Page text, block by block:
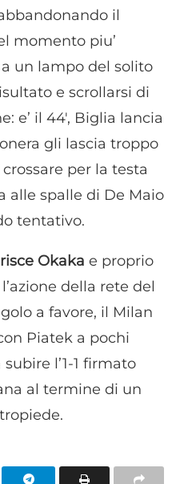
il
momento piu’
un lampo del solito
e scrollarsi di
e’ il 44′, Biglia lancia
gli lascia troppo
per la testa
alle spalle di De Maio
tentativo.
Okaka e proprio
della rete del
a favore, il Milan
Piatek a pochi
l’1-1 firmato
al termine di un